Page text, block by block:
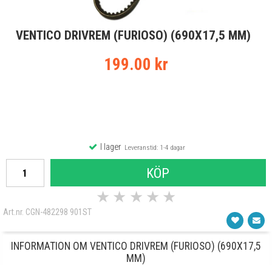
VÄLJ
När du valt kommer butiken visa delar för vald moped
VENTICO DRIVREM (FURIOSO) (690X17,5 MM)
199.00 kr
I lagerLeveranstid: 1-4 dagar
KÖP
★ ★ ★ ★ ★
Art.nr. CGN-482298 901ST
INFORMATION OM VENTICO DRIVREM (FURIOSO) (690X17,5
MM)